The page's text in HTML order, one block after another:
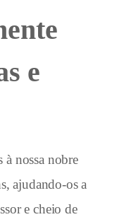
e
à nossa nobre
ajudando-os a
e cheio de